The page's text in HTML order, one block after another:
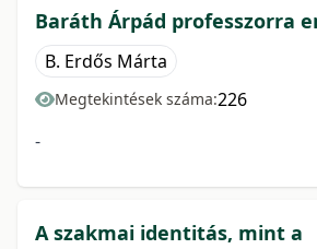
Baráth Árpád professzorra
B. Erdős Márta
Megtekintések száma:226
-
A szakmai identitás, mint a